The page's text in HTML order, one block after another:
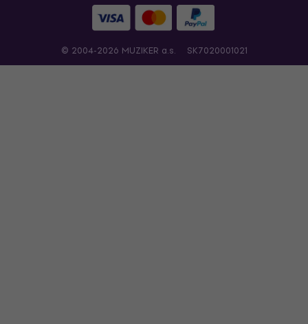
© 2004-2026 MUZIKER a.s. SK7020001021